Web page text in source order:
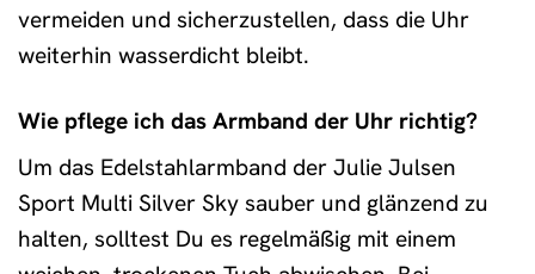
vermeiden und sicherzustellen, dass die Uhr
weiterhin wasserdicht bleibt.
Wie pflege ich das Armband der Uhr richtig?
Um das Edelstahlarmband der Julie Julsen
Sport Multi Silver Sky sauber und glänzend zu
halten, solltest Du es regelmäßig mit einem